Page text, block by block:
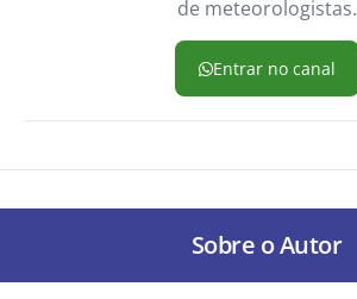
de meteorologistas.
Entrar no canal
Sobre o Autor